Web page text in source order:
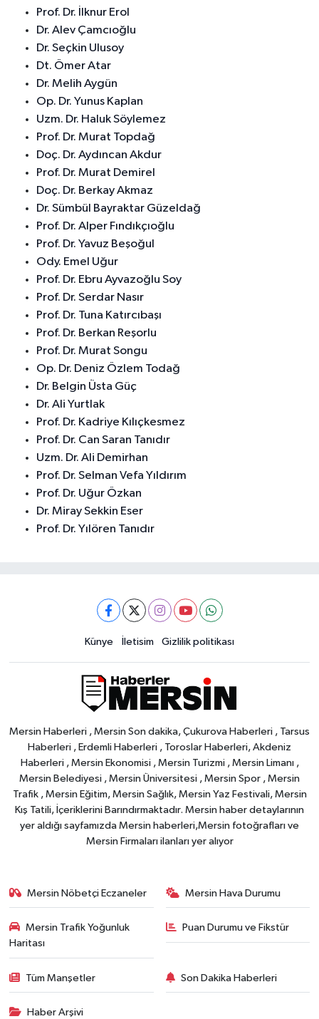
Prof. Dr. İlknur Erol
Dr. Alev Çamcıoğlu
Dr. Seçkin Ulusoy
Dt. Ömer Atar
Dr. Melih Aygün
Op. Dr. Yunus Kaplan
Uzm. Dr. Haluk Söylemez
Prof. Dr. Murat Topdağ
Doç. Dr. Aydıncan Akdur
Prof. Dr. Murat Demirel
Doç. Dr. Berkay Akmaz
Dr. Sümbül Bayraktar Güzeldağ
Prof. Dr. Alper Fındıkçıoğlu
Prof. Dr. Yavuz Beşoğul
Ody. Emel Uğur
Prof. Dr. Ebru Ayvazoğlu Soy
Prof. Dr. Serdar Nasır
Prof. Dr. Tuna Katırcıbaşı
Prof. Dr. Berkan Reşorlu
Prof. Dr. Murat Songu
Op. Dr. Deniz Özlem Todağ
Dr. Belgin Üsta Güç
Dr. Ali Yurtlak
Prof. Dr. Kadriye Kılıçkesmez
Prof. Dr. Can Saran Tanıdır
Uzm. Dr. Ali Demirhan
Prof. Dr. Selman Vefa Yıldırım
Prof. Dr. Uğur Özkan
Dr. Miray Sekkin Eser
Prof. Dr. Yılören Tanıdır
Künye İletisim Gizlilik politikası
Mersin Haberleri , Mersin Son dakika, Çukurova Haberleri , Tarsus
Haberleri , Erdemli Haberleri , Toroslar Haberleri, Akdeniz
Haberleri , Mersin Ekonomisi , Mersin Turizmi , Mersin Limanı ,
Mersin Belediyesi , Mersin Üniversitesi , Mersin Spor , Mersin
Trafik , Mersin Eğitim, Mersin Sağlık, Mersin Yaz Festivali, Mersin
Kış Tatili, İçeriklerini Barındırmaktadır. Mersin haber detaylarının
yer aldığı sayfamızda Mersin haberleri,Mersin fotoğrafları ve
Mersin Firmaları ilanları yer alıyor
Mersin Nöbetçi Eczaneler Mersin Hava Durumu
Mersin Trafik Yoğunluk
Haritası
Puan Durumu ve Fikstür
Tüm Manşetler Son Dakika Haberleri
Haber Arşivi